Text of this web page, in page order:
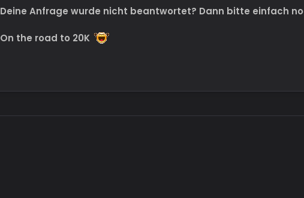
Deine Anfrage wurde nicht beantwortet? Dann bitte einfach
On the road to 20K